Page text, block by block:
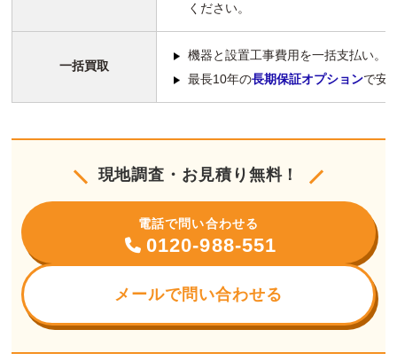
ください。
一括買取
機器と設置工事費用を一括支払い。
最長10年の長期保証オプションで安
現地調査・お見積り無料！
電話で問い合わせる
0120-988-551
メールで問い合わせる